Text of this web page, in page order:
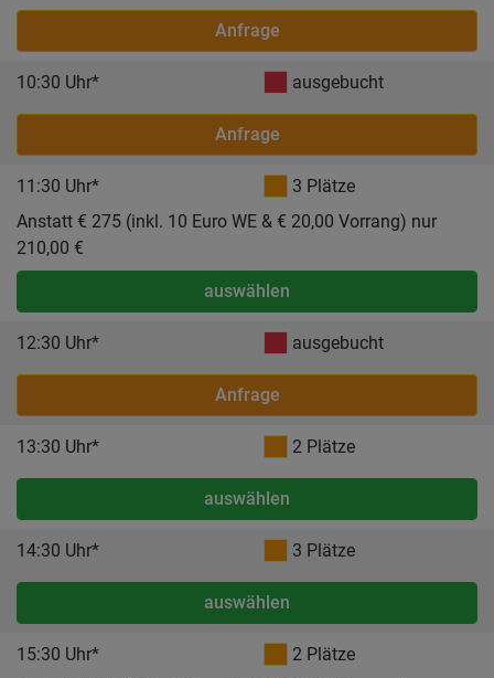
Anfrage
10:30 Uhr* ausgebucht
Anfrage
11:30 Uhr*
3 Plätze
Anstatt € 275 (inkl. 10 Euro WE & € 20,00 Vorrang) nur
210,00 €
auswählen
12:30 Uhr* ausgebucht
Anfrage
13:30 Uhr* 2 Plätze
auswählen
14:30 Uhr* 3 Plätze
auswählen
15:30 Uhr*
2 Plätze